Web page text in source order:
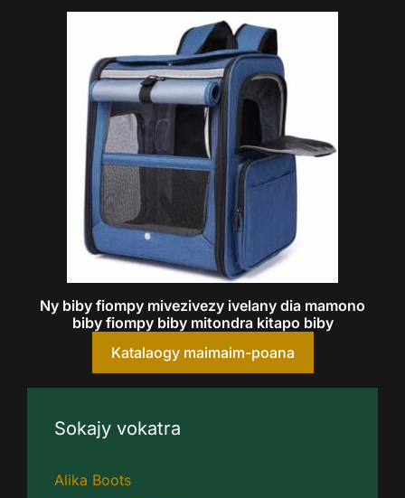
Ny biby fiompy mivezivezy ivelany dia mamono
biby fiompy biby mitondra kitapo biby
Katalaogy maimaim-poana
Sokajy vokatra
Alika Boots